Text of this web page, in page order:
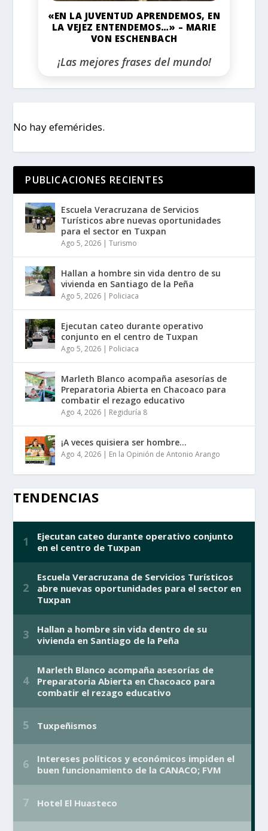
«EN LA JUVENTUD APRENDEMOS, EN
LA VEJEZ ENTENDEMOS…» – MARIE
VON ESCHENBACH
¡Las mejores frases del mundo!
No hay efemérides.
PUBLICACIONES RECIENTES
Escuela Veracruzana de Servicios
Turísticos abre nuevas oportunidades
para el sector en Tuxpan
Ago 5, 2026 |Turismo
Hallan a hombre sin vida dentro de su
vivienda en Santiago de la Peña
Ago 5, 2026 | Policiaca
Ejecutan cateo durante operativo
conjunto en el centro de Tuxpan
Ago 5, 2026 | Policiaca
Marleth Blanco acompaña asesorías de
Preparatoria Abierta en Chacoaco para
combatir el rezago educativo
Ago 4, 2026 | Regiduría 8
¡A veces quisiera ser hombre…
Ago 4, 2026 | En la Opinión de Antonio Arango
TENDENCIAS